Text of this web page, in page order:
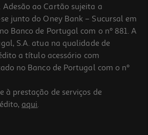
Adesão ao Cartão sujeita a
junto do Oney Bank – Sucursal em
Banco de Portugal com o nº 881. A
S.A. atua na qualidade de
a título acessório com
no Banco de Portugal com o nº
à prestação de serviços de
aqui.